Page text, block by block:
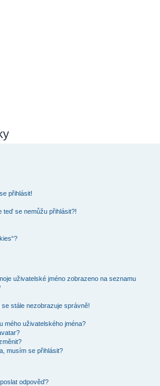
přihlásit!
teď se nemůžu přihlásit?!
uživatelské jméno zobrazeno na seznamu
stále nezobrazuje správně!
mého uživatelského jména?
musím se přihlásit?
odpověď?